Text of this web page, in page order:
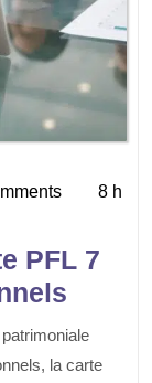
8 h
PFL 7
la carte